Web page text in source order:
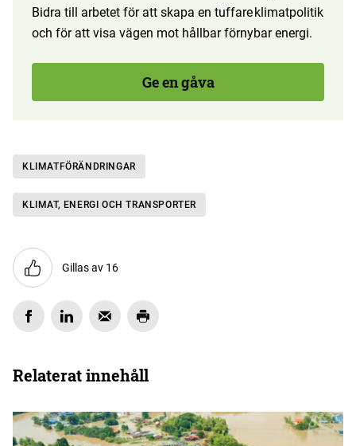
Bidra till arbetet för att skapa en tuffare klimatpolitik
och för att visa vägen mot hållbar förnybar energi.
Ge en gåva
KLIMAT­FÖRÄNDRINGAR
KLIMAT, ENERGI OCH TRANSPORTER
Gillas av 16
Relaterat innehåll